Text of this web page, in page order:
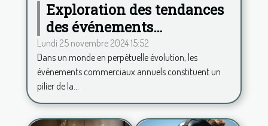
Exploration des tendances
des événements
commerciaux annuels et
leur impact
Lundi 25 novembre 2024 15:52
Dans un monde en perpétuelle évolution, les
événements commerciaux annuels constituent un
pilier de la...